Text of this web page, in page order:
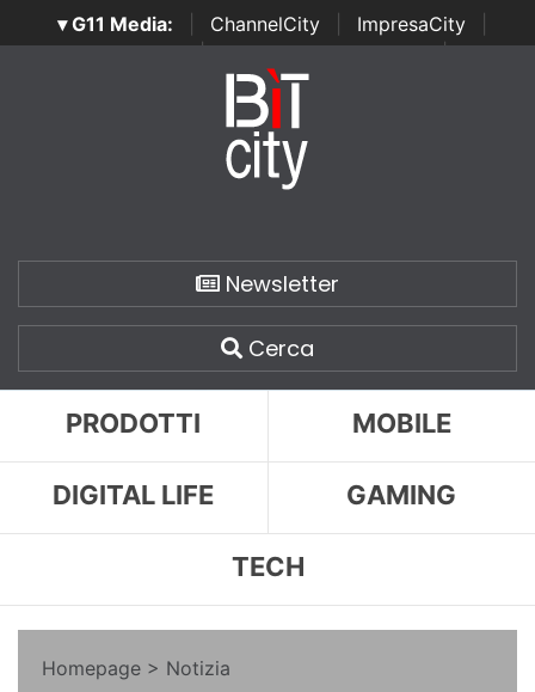
▾ G11 Media: ChannelCity ImpresaCity
SecurityOpenLab | Italian Channel Awards | Italian
Italian Security Awards
Newsletter
Cerca
PRODOTTI MOBILE
DIGITAL LIFE GAMING
TECH
Homepage > Notizia